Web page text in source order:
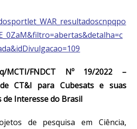
MCTI/FNDCT Nº 19/2022 –
CT&I para Cubesats e suas
de Interesse do Brasil
de pesquisa em Ciência,